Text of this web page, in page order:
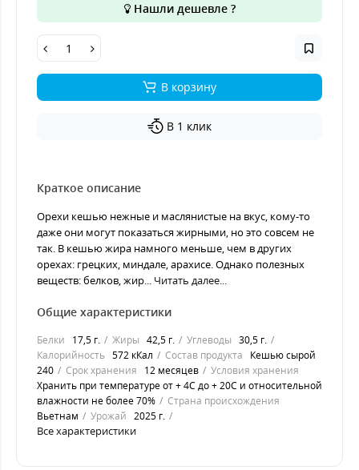
Нашли дешевле ?
В корзину
В 1 клик
Краткое описание
Орехи кешью нежные и маслянистые на вкус, кому-то
даже они могут показаться жирными, но это совсем не
так. В кешью жира намного меньше, чем в других
орехах: грецких, миндале, арахисе. Однако полезных
веществ: белков, жир... Читать далее...
Общие характеристики
Белки 17,5 г. Жиры 42,5 г. Углеводы 30,5 г.
Калорийность 572 кКал Состав продукта
Кешью сырой
240
Срок хранения 12 месяцев
Условия хранения
Хранить при температуре от + 4С до + 20С и относительной
влажности не более 70%
Страна происхождения
Вьетнам
Урожай 2025 г.
Все характеристики